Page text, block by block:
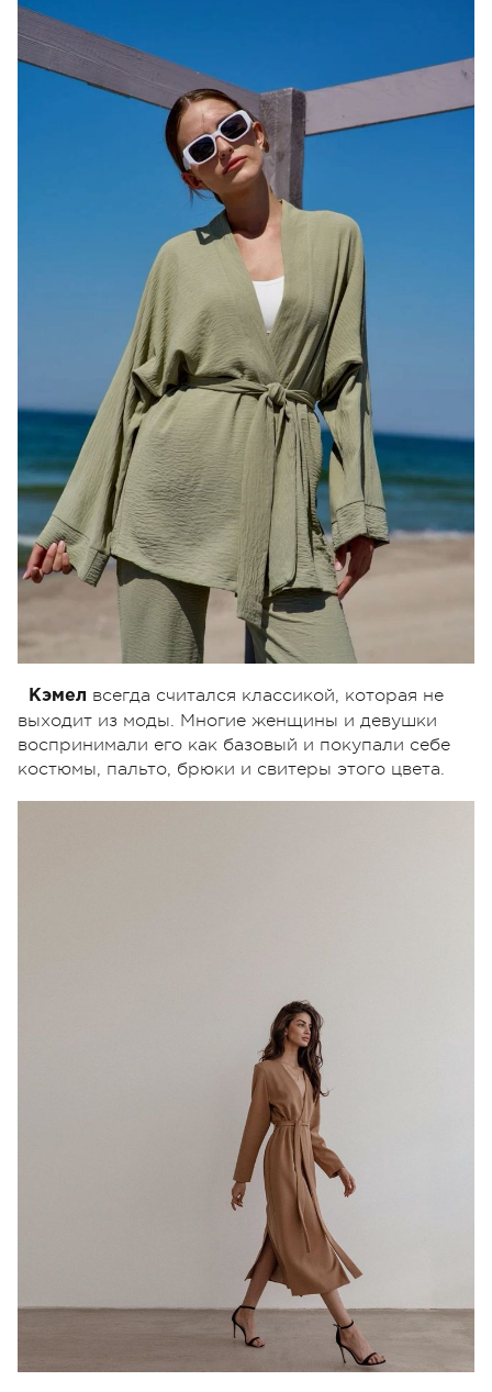
Кэмел всегда считался классикой, которая не
выходит из моды. Многие женщины и девушки
воспринимали его как базовый и покупали себе
костюмы, пальто, брюки и свитеры этого цвета.